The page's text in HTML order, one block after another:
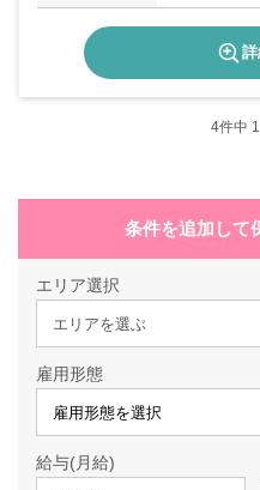
4件中
条件を追加して
エリア選択
エリアを選ぶ
雇用形態
給与(月給)